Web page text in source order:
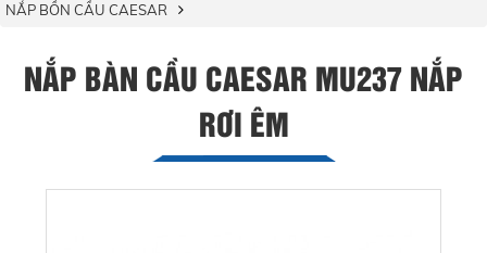
NẮP BỒN CẦU CAESAR
NẮP BÀN CẦU CAESAR MU237 NẮP
RƠI ÊM